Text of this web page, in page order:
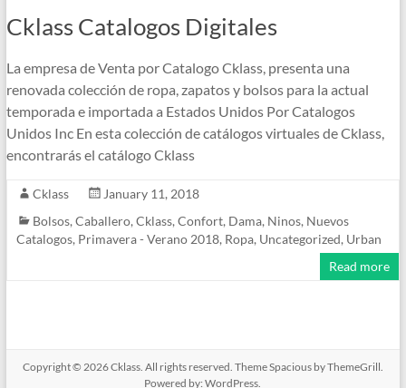
Cklass Catalogos Digitales
La empresa de Venta por Catalogo Cklass, presenta una
renovada colección de ropa, zapatos y bolsos para la actual
temporada e importada a Estados Unidos Por Catalogos
Unidos Inc En esta colección de catálogos virtuales de Cklass,
encontrarás el catálogo Cklass
Cklass
January 11, 2018
Bolsos, Caballero, Cklass, Confort, Dama, Ninos, Nuevos
Catalogos, Primavera - Verano 2018, Ropa, Uncategorized, Urban
Read more
Copyright © 2026Cklass. All rights reserved. ThemeSpaciousby ThemeGrill.
Powered by:WordPress